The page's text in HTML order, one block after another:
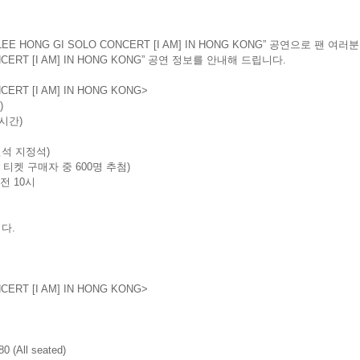
HONG GI SOLO CONCERT [I AM] IN HONG KONG” 공연으로 팬 여러
[I AM] IN HONG KONG” 공연 정보를 안내해 드립니다
[I AM] IN HONG KONG>
)
간)
지정석)
티켓 구매자 중 600명 추첨)
10시
[I AM] IN HONG KONG>
(All seated)